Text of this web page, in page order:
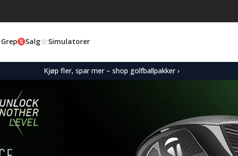
Salg Simulatorer
Kjøp fler, spar mer – shop golfballpakker ›